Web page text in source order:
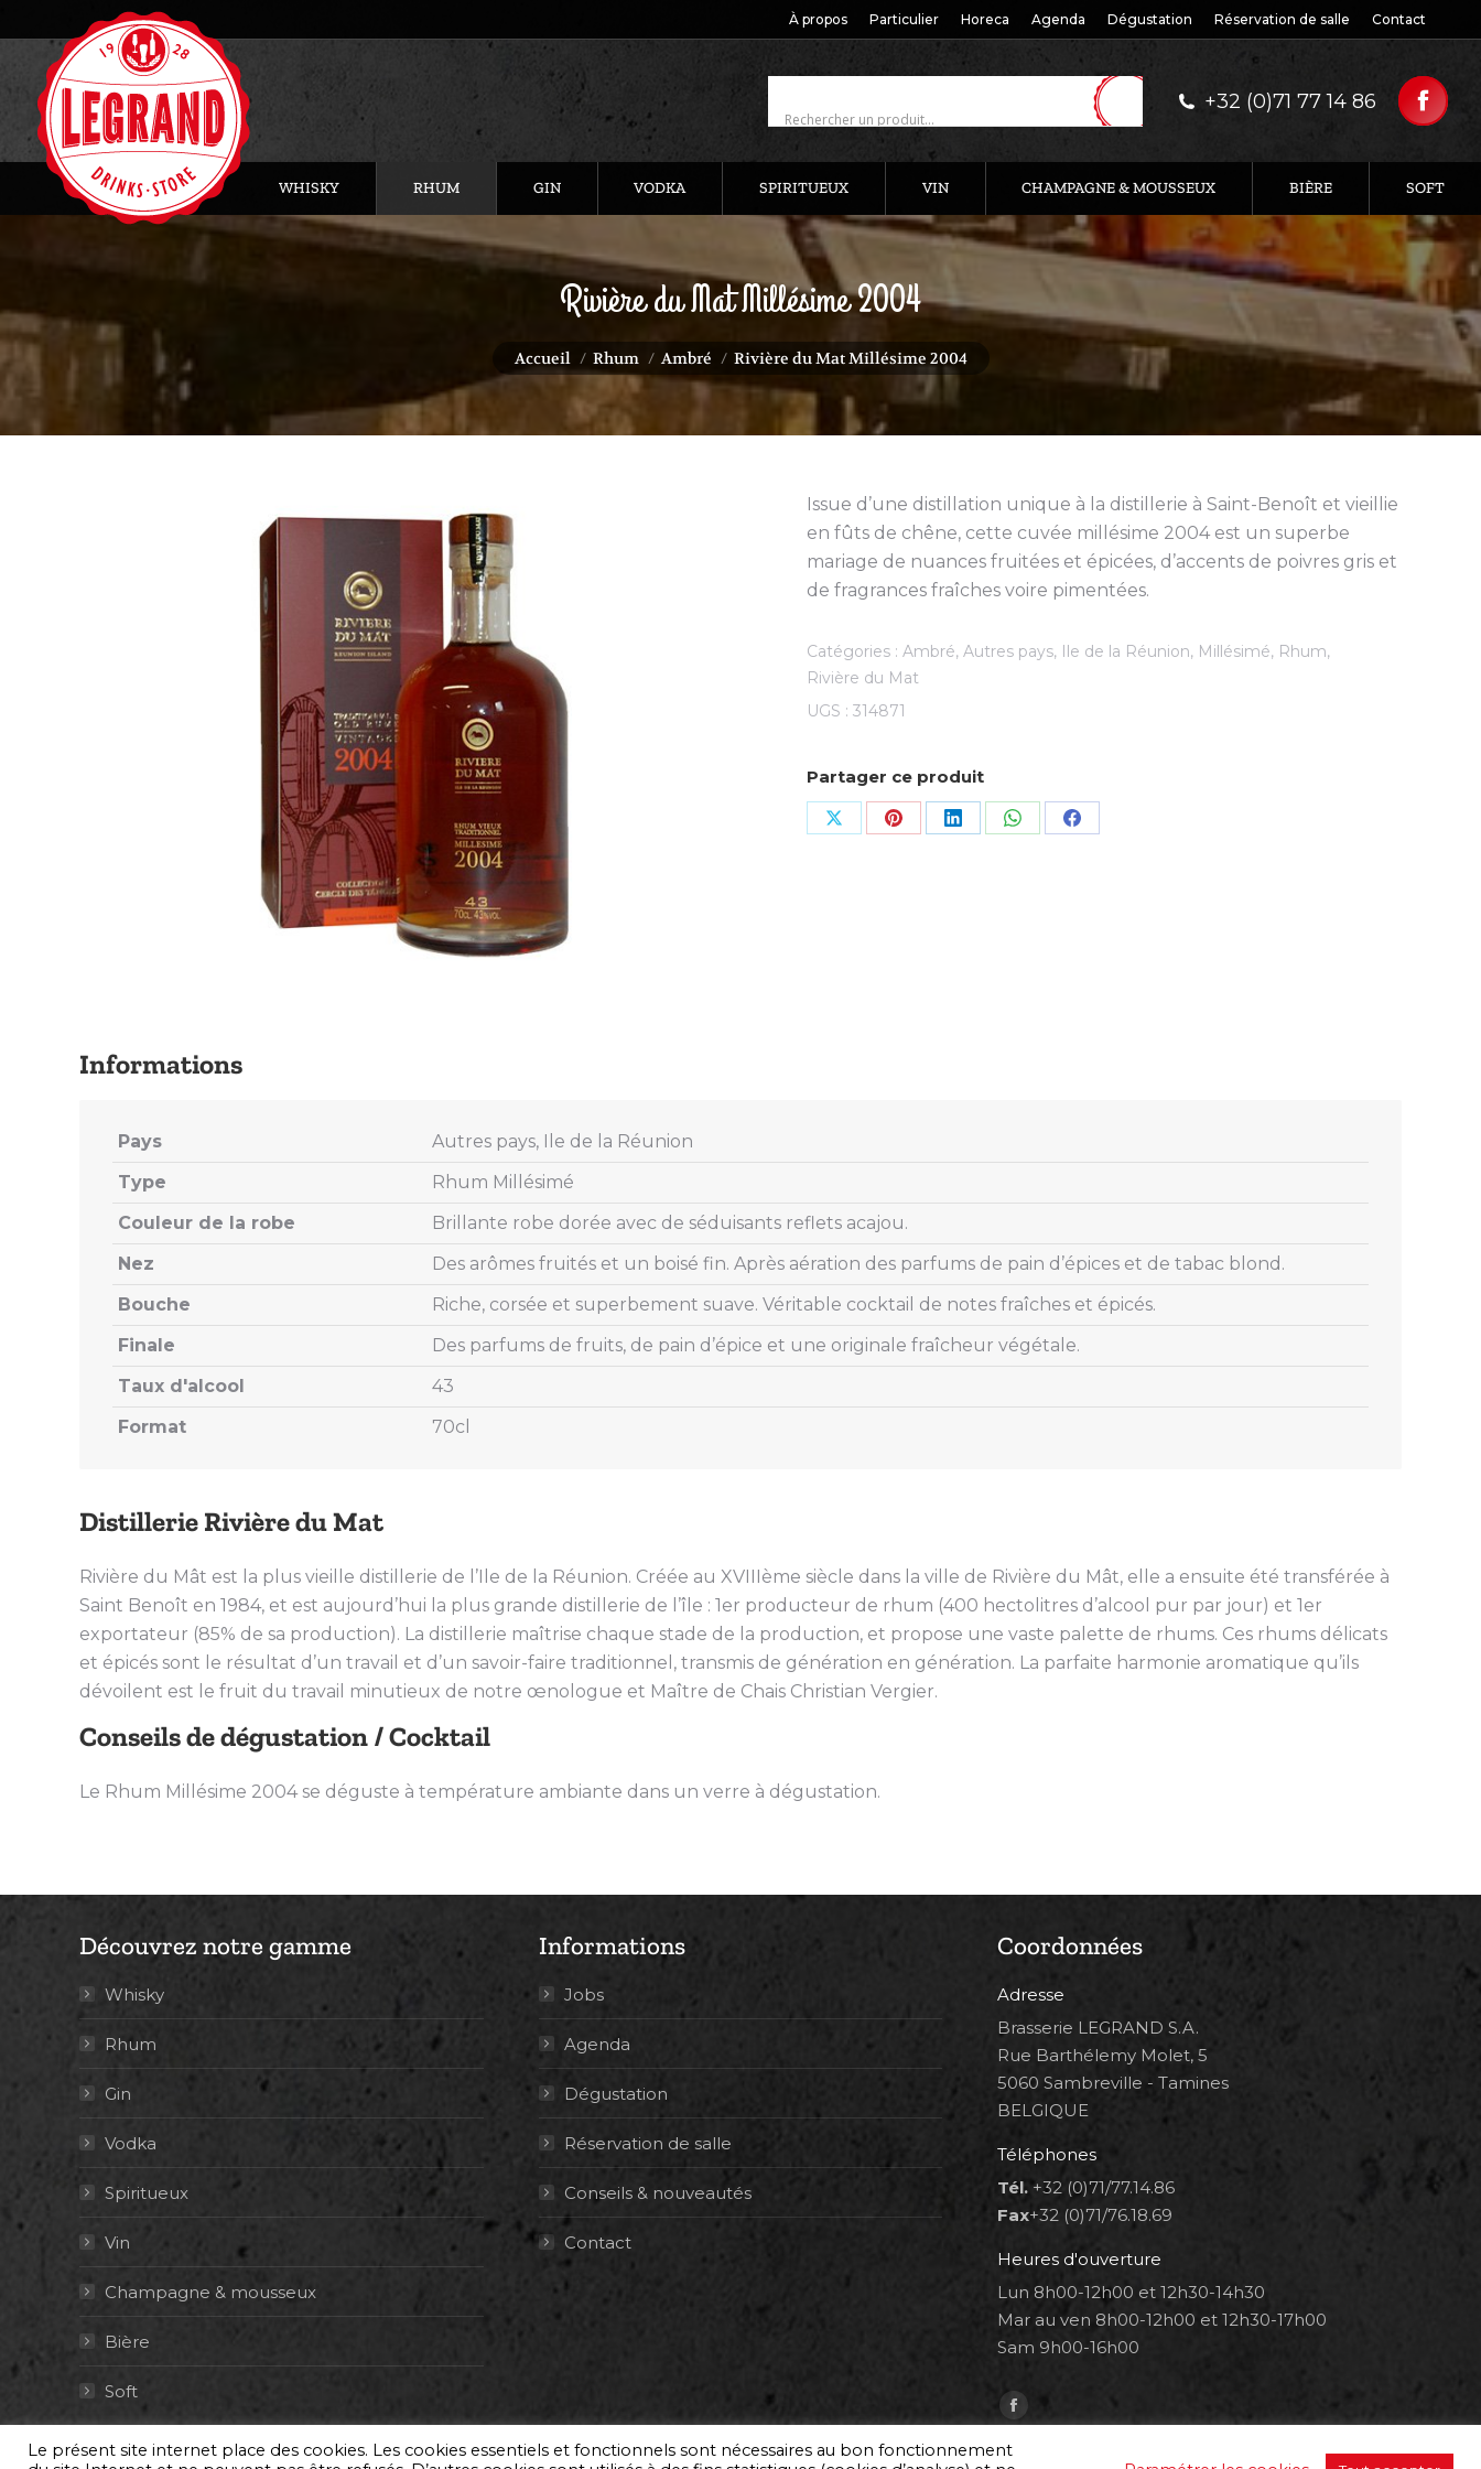
À propos Particulier Horeca Agenda Dégustation Réservation de salle Contact
+32 (0)71 77 14 86
WHISKY RHUM GIN VODKA SPIRITUEUX VIN CHAMPAGNE & MOUSSEUX BIÈRE SOFT
Rivière du Mat Millésime 2004
Accueil Rhum Ambré Rivière du Mat Millésime 2004
Issue d’une distillation unique à la distillerie à Saint-Benoît et vieillie
en fûts de chêne, cette cuvée millésime 2004 est un superbe
mariage de nuances fruitées et épicées, d’accents de poivres gris et
de fragrances fraîches voire pimentées.
Catégories : Ambré, Autres pays, Ile de la Réunion, Millésimé, Rhum,
Rivière du Mat
UGS : 314871
Partager ce produit
Share Share Share Share Share
Distillerie Rivière du Mat
Rivière du Mât est la plus vieille distillerie de l’Ile de la Réunion. Créée au XVIIIème siècle dans la ville de Rivière du Mât, elle a ensuite été transférée à
Saint Benoît en 1984, et est aujourd’hui la plus grande distillerie de l’île : 1er producteur de rhum (400 hectolitres d’alcool pur par jour) et 1er
exportateur (85% de sa production). La distillerie maîtrise chaque stade de la production, et propose une vaste palette de rhums. Ces rhums délicats
et épicés sont le résultat d’un travail et d’un savoir-faire traditionnel, transmis de génération en génération. La parfaite harmonie aromatique qu’ils
dévoilent est le fruit du travail minutieux de notre œnologue et Maître de Chais Christian Vergier.
Conseils de dégustation / Cocktail
Le Rhum Millésime 2004 se déguste à température ambiante dans un verre à dégustation.
Pays
Autres pays, Ile de la Réunion
Type
Rhum Millésimé
Couleur de la robe
Brillante robe dorée avec de séduisants reflets acajou.
Nez
Des arômes fruités et un boisé fin. Après aération des parfums de pain d’épices et de tabac blond.
Bouche
Riche, corsée et superbement suave. Véritable cocktail de notes fraîches et épicés.
Finale
Des parfums de fruits, de pain d’épice et une originale fraîcheur végétale.
Taux d'alcool
43
Format
70cl
Découvrez notre gamme
Whisky
Rhum
Gin
Vodka
Spiritueux
Vin
Champagne & mousseux
Bière
Soft
Informations
Jobs
Agenda
Dégustation
Réservation de salle
Conseils & nouveautés
Contact
Coordonnées
Adresse
Brasserie LEGRAND S.A.
Rue Barthélemy Molet, 5
5060 Sambreville - Tamines
BELGIQUE
Téléphones
Tél. +32 (0)71/77.14.86
Fax+32 (0)71/76.18.69
Heures d'ouverture
Lun 8h00-12h00 et 12h30-14h30
Mar au ven 8h00-12h00 et 12h30-17h00
Sam 9h00-16h00
Trouvez nous sur :
Facebook
page
Le présent site internet place des cookies. Les cookies essentiels et fonctionnels sont nécessaires au bon fonctionnement